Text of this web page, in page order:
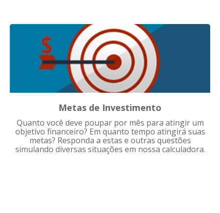
Metas de Investimento
Quanto você deve poupar por mês para atingir um
objetivo financeiro? Em quanto tempo atingirá suas
metas? Responda a estas e outras questões
simulando diversas situações em nossa calculadora.